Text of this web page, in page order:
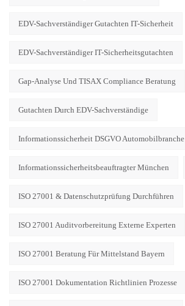
EDV-Sachverständiger Gutachten IT-Sicherheit
EDV-Sachverständiger IT-Sicherheitsgutachten
Gap-Analyse Und TISAX Compliance Beratung
Gutachten Durch EDV-Sachverständige
Informationssicherheit DSGVO Automobilbranche
Informationssicherheitsbeauftragter München
ISO 27001 & Datenschutzprüfung Durchführen
ISO 27001 Auditvorbereitung Externe Experten
ISO 27001 Beratung Für Mittelstand Bayern
ISO 27001 Dokumentation Richtlinien Prozesse